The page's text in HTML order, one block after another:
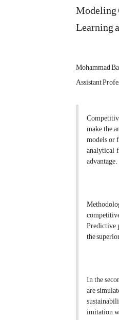
Modeling
Learning
Mohammad
Assistant
make the
models or
analytical
advantage.
Predictive
the
In the
are
imitation,